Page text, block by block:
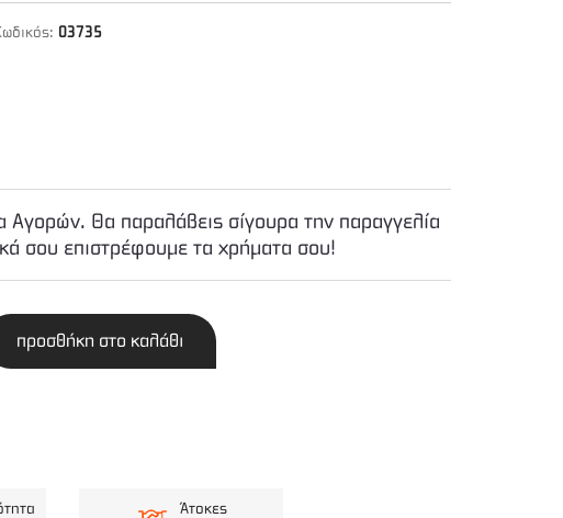
03735
Αγορών. Θα παραλάβεις σίγουρα την παραγγελία
σου επιστρέφουμε τα χρήματα σου!
προσθήκη στο καλάθι
Άτοκες